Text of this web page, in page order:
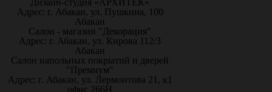
Дизайн-студия «АРХИТЕК»
Адрес: г. Абакан, ул. Пушкина, 100
Абакан
Салон - магазин "Декорация"
Адрес: г. Абакан, ул. Кирова 112/3
Абакан
Салон напольных покрытий и дверей
"Премиум"
Адрес: г. Абакан, ул. Лермонтова 21, к1
офис 266Н